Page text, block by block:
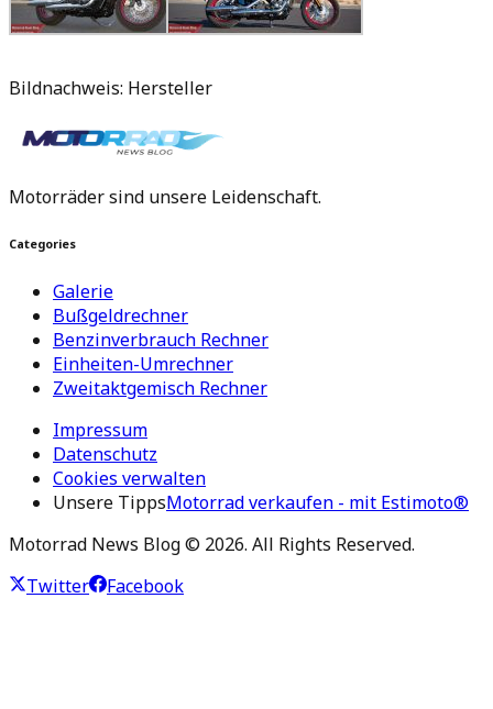
Bildnachweis: Hersteller
Motorräder sind unsere Leidenschaft.
Categories
Galerie
Bußgeldrechner
Benzinverbrauch Rechner
Einheiten-Umrechner
Zweitaktgemisch Rechner
Impressum
Datenschutz
Cookies verwalten
Unsere TippsMotorrad verkaufen - mit Estimoto®
Motorrad News Blog © 2026. All Rights Reserved.
Twitter
Facebook